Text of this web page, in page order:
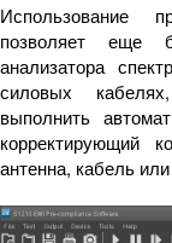
Использование
позволяет еще
анализатора
силовых
выполнить
корректирующий
антенна, кабель